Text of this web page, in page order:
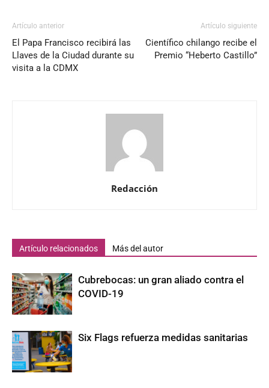
Artículo anterior
El Papa Francisco recibirá las
Llaves de la Ciudad durante su
visita a la CDMX
Artículo siguiente
Científico chilango recibe el
Premio “Heberto Castillo”
Redacción
Artículo relacionados Más del autor
Cubrebocas: un gran aliado contra el
COVID-19
Six Flags refuerza medidas sanitarias